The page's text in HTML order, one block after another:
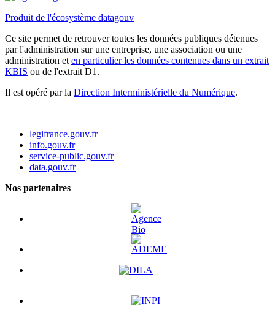
Produit de l'écosystème datagouv
Ce site permet de retrouver toutes les données publiques détenues
par l'administration sur une entreprise, une association ou une
administration et en particulier les données contenues dans un extrait
KBIS ou de l'extrait D1.
Il est opéré par la Direction Interministérielle du Numérique.
legifrance.gouv.fr
info.gouv.fr
service-public.gouv.fr
data.gouv.fr
Nos partenaires